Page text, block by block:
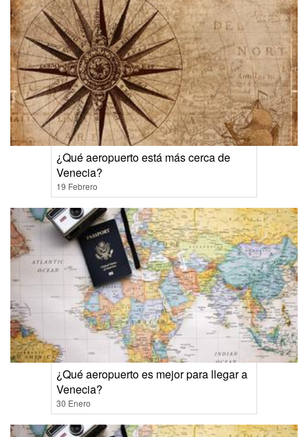
¿Qué aeropuerto está más cerca de
Venecia?
19 Febrero
¿Qué aeropuerto es mejor para llegar a
Venecia?
30 Enero